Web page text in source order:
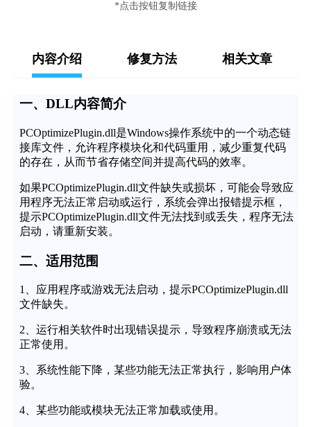
*点击按钮复制链接
内容介绍 修复方法 相关文章
一、DLL内容简介
PCOptimizePlugin.dll是Windows操作系统中的一个动态链
接库文件，允许程序模块化和代码重用，减少重复代码
的存在，从而节省存储空间并提高代码的效率。
如果PCOptimizePlugin.dll文件缺失或损坏，可能会导致应
用程序无法正常启动或运行，系统会弹出报错提示框，
提示PCOptimizePlugin.dll文件无法找到或丢失，程序无法
启动，请重新安装。
二、适用范围
1、应用程序或游戏无法启动，提示PCOptimizePlugin.dll
文件缺失。
2、运行相关软件时出现错误提示，导致程序崩溃或无法
正常使用。
3、系统性能下降，某些功能无法正常执行，影响用户体
验。
4、某些功能或模块无法正常加载或使用。